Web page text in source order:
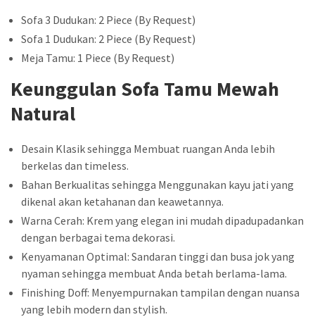
Sofa 3 Dudukan: 2 Piece (By Request)
Sofa 1 Dudukan: 2 Piece (By Request)
Meja Tamu: 1 Piece (By Request)
Keunggulan Sofa Tamu Mewah
Natural
Desain Klasik sehingga Membuat ruangan Anda lebih
berkelas dan timeless.
Bahan Berkualitas sehingga Menggunakan kayu jati yang
dikenal akan ketahanan dan keawetannya.
Warna Cerah: Krem yang elegan ini mudah dipadupadankan
dengan berbagai tema dekorasi.
Kenyamanan Optimal: Sandaran tinggi dan busa jok yang
nyaman sehingga membuat Anda betah berlama-lama.
Finishing Doff: Menyempurnakan tampilan dengan nuansa
yang lebih modern dan stylish.